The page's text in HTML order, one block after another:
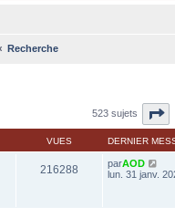
Recherche
523 sujets
VUES DERNIER
216288 parAOD
lun. 31 janv.